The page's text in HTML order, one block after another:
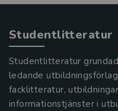
Studentlitteratur
Studentlitteratur
ledande
facklitteratur,
informationstjänster i